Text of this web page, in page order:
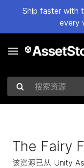
Ship faster with
every
搜索资源
The Fairy
该资源已从 Unity